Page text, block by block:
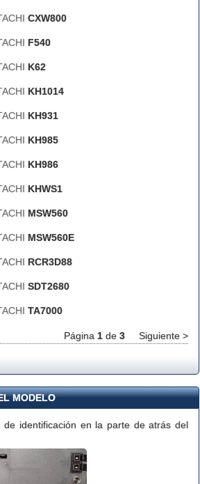
CXW800
F540
K62
KH1014
KH931
KH985
KH986
KHWS1
MSW560
MSW560E
RCR3D88
SDT2680
TA7000
Página 1 de 3 Siguiente >
MODELO
de identificación en la parte de atrás del